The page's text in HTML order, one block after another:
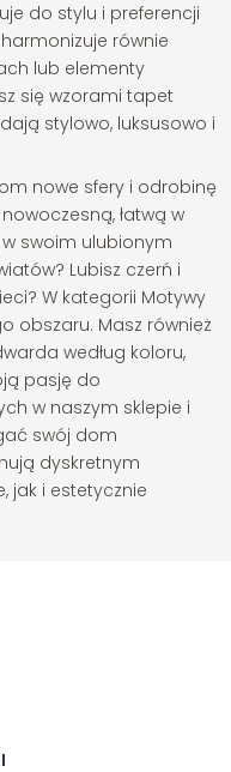
do stylu i preferencji
równie
lub elementy
się wzorami tapet
stylowo, luksusowo i
nowe sfery i odrobinę
łatwą w
w swoim ulubionym
Lubisz czerń i
W kategorii Motywy
obszaru. Masz również
według koloru,
pasję do
w naszym sklepie i
swój dom
dyskretnym
jak i estetycznie